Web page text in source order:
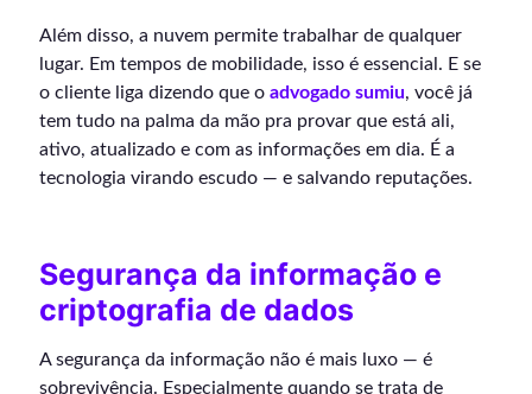
Além disso, a nuvem permite trabalhar de qualquer
lugar. Em tempos de mobilidade, isso é essencial. E se
o cliente liga dizendo que o advogado sumiu, você já
tem tudo na palma da mão pra provar que está ali,
ativo, atualizado e com as informações em dia. É a
tecnologia virando escudo — e salvando reputações.
Segurança da informação e
criptografia de dados
A segurança da informação não é mais luxo — é
sobrevivência. Especialmente quando se trata de